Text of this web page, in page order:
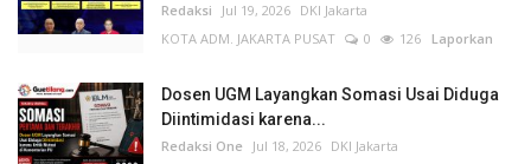
Redaksi Jul 19, 2026 DKI Jakarta
KOTA ADM. JAKARTA PUSAT
0 126 Laporkan
Dosen UGM Layangkan Somasi Usai Diduga
Diintimidasi karena...
Redaksi One Jul 18, 2026 DKI Jakarta